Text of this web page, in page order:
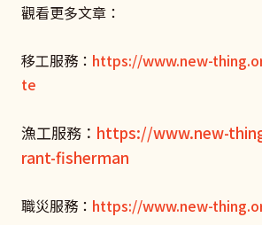
觀看更多文章：
移工服務： https://www.new-
te
漁工服務： https://www.new-
rant-fisherman
職災服務： https://www.new-